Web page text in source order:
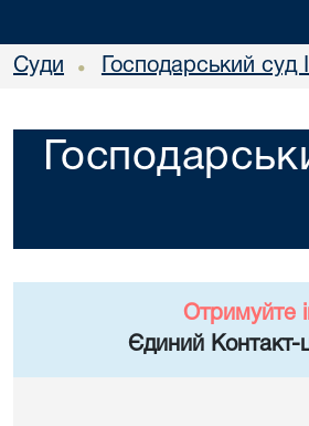
Суди • Господарський суд
Отримуйте
Єдиний Контакт-